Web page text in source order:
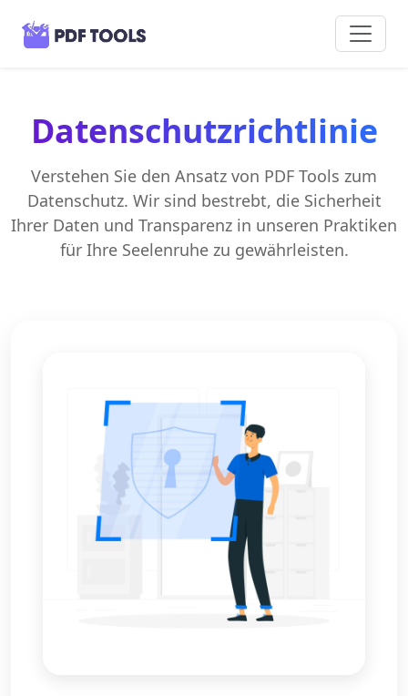
Datenschutzrichtlinie
Verstehen Sie den Ansatz von PDF Tools zum
Datenschutz. Wir sind bestrebt, die Sicherheit
Ihrer Daten und Transparenz in unseren Praktiken
für Ihre Seelenruhe zu gewährleisten.